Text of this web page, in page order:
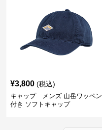
¥3,800 (税込)
キャップ メンズ 山岳ワッペン
付き ソフトキャップ